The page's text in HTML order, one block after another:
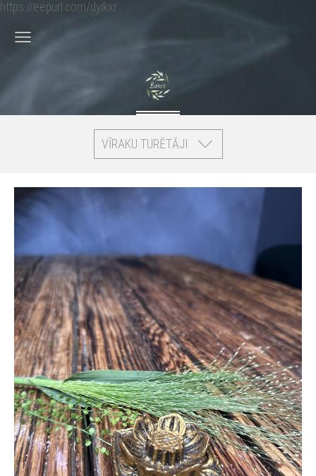
https://eepurl.com/dyikxr
VĪRAKU TURĒTĀJI